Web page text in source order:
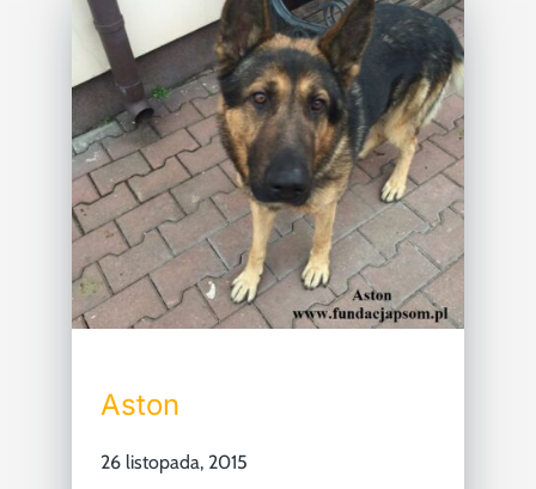
Aston
26 listopada, 2015